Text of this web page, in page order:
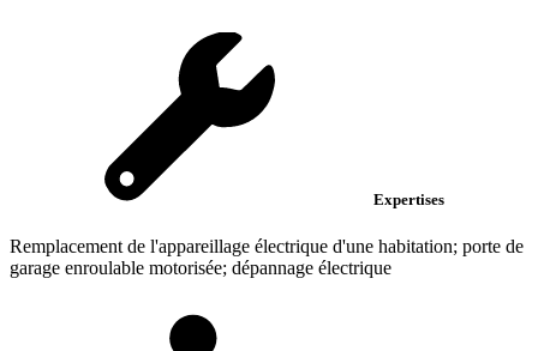
Expertises
Remplacement de l'appareillage électrique d'une habitation; porte de
garage enroulable motorisée; dépannage électrique